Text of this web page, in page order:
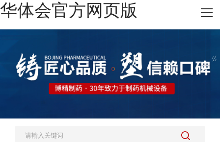
华体会官方网页版
网站华体会官方网页版
施工案例
人才招聘